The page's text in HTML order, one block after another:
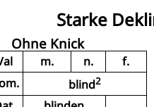
Starke
Ohne Knick
m. n.
f.
blind2